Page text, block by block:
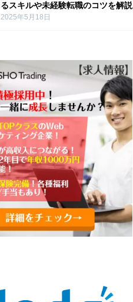
るスキルや未経験転職のコツを解説
2025年5月18日